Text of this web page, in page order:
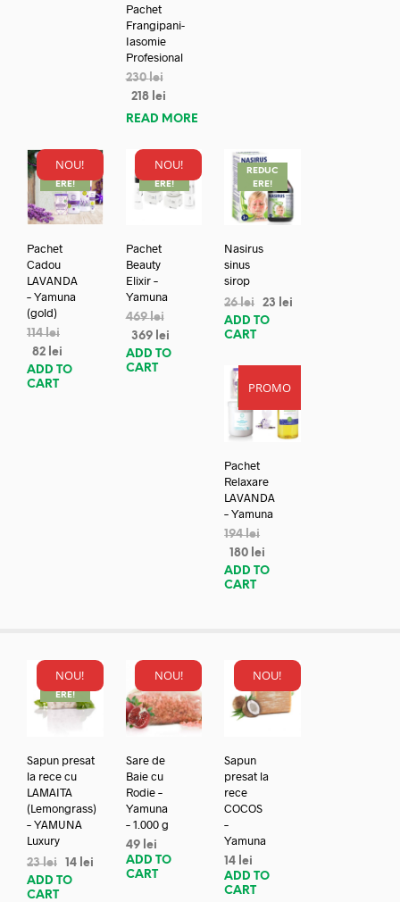
Pachet
Frangipani-
Iasomie
Profesional
230lei
218 lei
READ MORE
NOU!
REDUC
ERE!
Pachet
Cadou
LAVANDA
– Yamuna
(gold)
114lei
82 lei
ADD TO
CART
NOU!
REDUC
ERE!
Pachet
Beauty
Elixir –
Yamuna
469lei
369 lei
ADD TO
CART
REDUC
ERE!
Nasirus
sinus
sirop
26lei 23
lei
ADD TO
CART
PROMO
REDUC
Pachet
Relaxare
LAVANDA
– Yamuna
194lei
180 lei
ADD TO
CART
NOU!
REDUC
ERE!
Sapun presat
la rece cu
LAMAITA
(Lemongrass)
– YAMUNA
Luxury
23lei 14 lei
ADD TO
CART
NOU!
Sare de
Baie cu
Rodie –
Yamuna
– 1.000 g
49 lei
ADD TO
CART
NOU!
Sapun
presat la
rece
COCOS
–
Yamuna
14 lei
ADD TO
CART